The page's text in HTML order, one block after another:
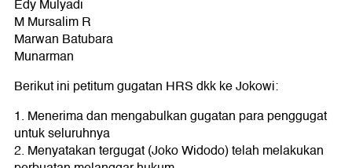
Edy Mulyadi
M Mursalim R
Marwan Batubara
Munarman
Berikut ini petitum gugatan HRS dkk ke Jokowi:
1. Menerima dan mengabulkan gugatan para penggugat
untuk seluruhnya
2. Menyatakan tergugat (Joko Widodo) telah melakukan